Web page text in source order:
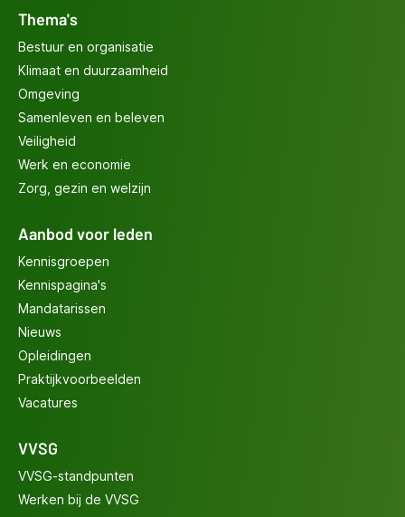
Thema's
Bestuur en organisatie
Klimaat en duurzaamheid
Omgeving
Samenleven en beleven
Veiligheid
Werk en economie
Zorg, gezin en welzijn
Aanbod voor leden
Kennisgroepen
Kennispagina's
Mandatarissen
Nieuws
Opleidingen
Praktijkvoorbeelden
Vacatures
VVSG
VVSG-standpunten
Werken bij de VVSG